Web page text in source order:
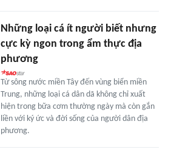
Những loại cá ít người biết nhưng
cực kỳ ngon trong ẩm thực địa
phương
Từ sông nước miền Tây đến vùng biển miền
Trung, những loại cá dân dã không chỉ xuất
hiện trong bữa cơm thường ngày mà còn gắn
liền với ký ức và đời sống của người dân địa
phương.